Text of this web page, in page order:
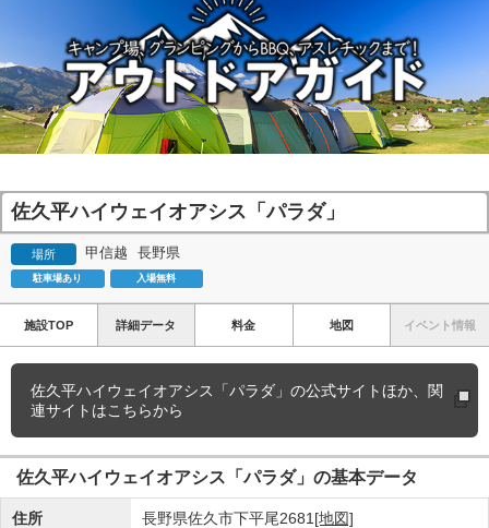
佐久平ハイウェイオアシス「パラダ」
場所 甲信越 長野県
駐車場あり 入場無料
施設TOP 詳細データ 料金 地図 イベント情報
佐久平ハイウェイオアシス「パラダ」の公式サイトほか、関
連サイトはこちらから
佐久平ハイウェイオアシス「パラダ」の基本データ
住所 長野県佐久市下平尾2681 [地図]